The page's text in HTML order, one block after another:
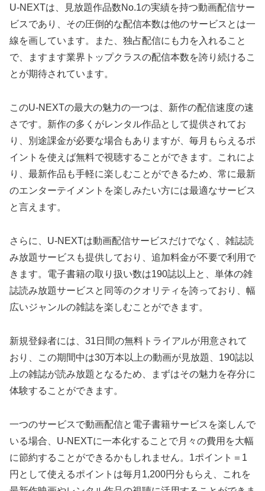
U-NEXTは、見放題作品数No.1の実績を持つ動画配信サー
ビスであり、その圧倒的な配信本数は他のサービスとは一
線を画しています。また、独占配信にも力を入れること
で、ますます業界トップクラスの配信本数を誇り続けるこ
とが期待されています。
このU-NEXTの最大の魅力の一つは、新作の配信速度の速
さです。新作の多くがレンタル作品として提供されてお
り、別途課金が必要な場合もありますが、毎月もらえるポ
イントを使えば無料で視聴することができます。これによ
り、最新作品も手軽に楽しむことができるため、常に最新
のエンターテイメントを楽しみたい方には最適なサービス
と言えます。
さらに、U-NEXTは動画配信サービスだけでなく、雑誌読
み放題サービスも提供しており、追加料金が不要で利用で
きます。電子書籍の取り扱い数は190誌以上と、単体の雑
誌読み放題サービスと同等のクオリティを誇っており、幅
広いジャンルの雑誌を楽しむことができます。
新規登録者には、31日間の無料トライアルが用意されて
おり、この期間中は30万本以上の動画が見放題、190誌以
上の雑誌が読み放題となるため、まずはその魅力を存分に
体験することができます。
一つのサービスで動画配信と電子書籍サービスを楽しんで
いる場合、U-NEXTに一本化することで月々の費用を大幅
に節約することができるかもしれません。1ポイント＝1
円として使えるポイントは毎月1,200円分もらえ、これを